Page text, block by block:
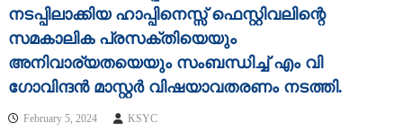
നടപ്പിലാക്കിയ ഹാപ്പിനെസ്സ് ഫെസ്റ്റിവലിന്റെ
സമകാലിക പ്രസക്തിയെയും
അനിവാര്യതയെയും സംബന്ധിച്ച് എം വി
ഗോവിന്ദൻ മാസ്റ്റർ വിഷയാവതരണം നടത്തി.
February 5, 2024 KSYC